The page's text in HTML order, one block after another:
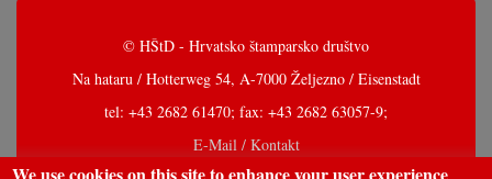
© HŠtD - Hrvatsko štamparsko društvo
Na hataru / Hotterweg 54, A-7000 Željezno / Eisenstadt
tel: +43 2682 61470; fax: +43 2682 63057-9;
E-Mail / Kontakt